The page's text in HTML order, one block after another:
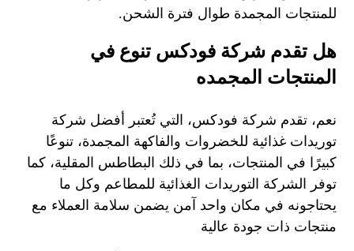
للمنتجات المجمدة طوال فترة الشحن.
هل تقدم شركة فودكس تنوع في
المنتجات المجمده
نعم، تقدم شركة فودكس، التي تُعتبر أفضل شركة
توريدات غذائية للخضروات والفاكهة المجمدة، تنوعًا
كبيرًا في المنتجات، بما في ذلك البطاطس المقلية، كما
توفر الشركة التوريدات الغذائية للمطاعم وكل ما
يحتاجونه في مكان واحد آمن يضمن سلامة العملاء مع
منتجات ذات جودة عالية